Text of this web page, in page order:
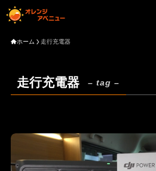
ホーム 走行充電器
走行充電器 – tag –